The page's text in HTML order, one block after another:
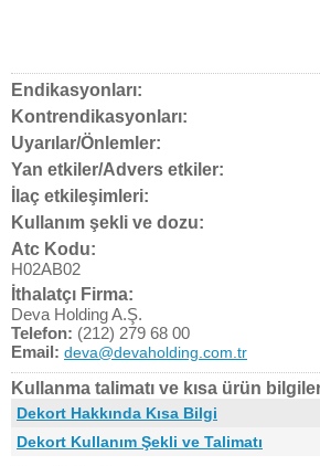
Endikasyonları:
Kontrendikasyonları:
Uyarılar/Önlemler:
Yan etkiler/Advers etkiler:
İlaç etkileşimleri:
Kullanım şekli ve dozu:
Atc Kodu:
H02AB02
İthalatçı Firma:
Deva Holding A.Ş.
Telefon: (212) 279 68 00
Email: deva@devaholding.com.tr
Kullanma talimatı ve kısa ürün
Dekort Hakkında Kısa Bilgi
Dekort Kullanım Şekli ve Talimatı